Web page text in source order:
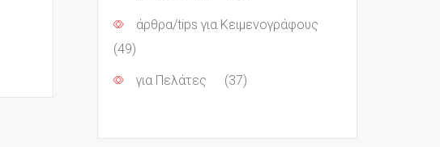
άρθρα/tips για Κειμενογράφους
(49)
για Πελάτες (37)